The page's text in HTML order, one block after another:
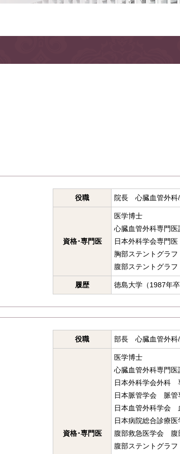
役職 院長 心臓血管外科
資格･専門医
医学博士
心臓血管外科専門
日本外科学会専門医
胸部ステントグラフ
腹部ステントグラフ
履歴 徳島大学（1987年卒
役職 部長 心臓血管外科
資格･専門医
医学博士
心臓血管外科専門
日本外科学会外科
日本脈管学会 脈管
日本血管外科学会
日本病院総合診療
腹部救急医学会 腹
腹部ステントグラフ